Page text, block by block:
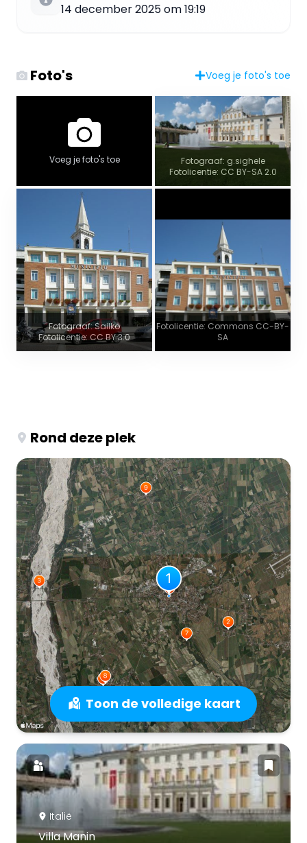
14 december 2025 om 19:19
Foto's Voeg je foto's toe
Voeg je foto's toe
Fotograaf: g.sighele
Fotolicentie: CC BY-SA 2.0
Fotograaf: Sailko
Fotolicentie: CC BY 3.0
Fotolicentie: Commons CC-BY-
SA
Rond deze plek
Toon de volledige kaart
Italië
Villa Manin